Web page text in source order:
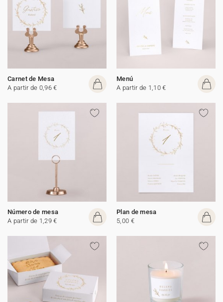
Carnet de Mesa
A partir de 0,96 €
Menú
A partir de 1,10 €
Número de mesa
A partir de 1,29 €
Plan de mesa
5,00 €